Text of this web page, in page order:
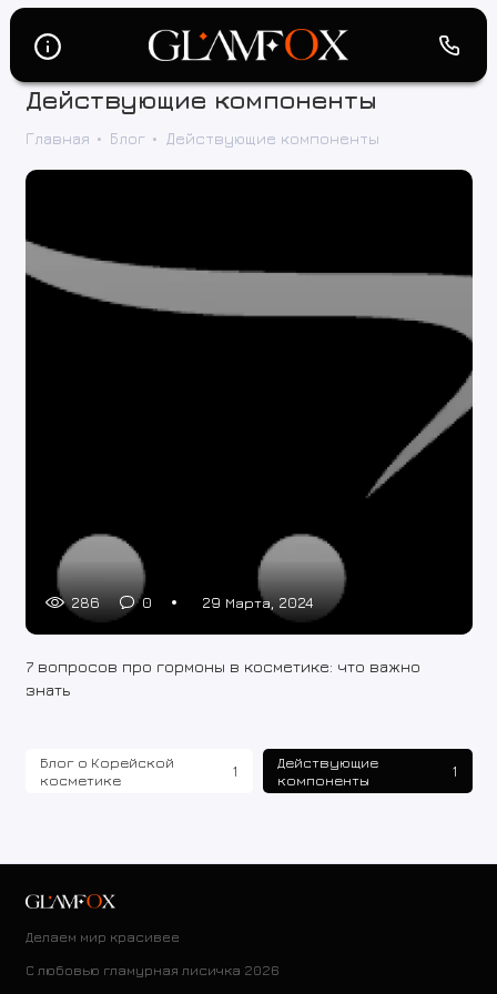
Действующие компоненты
Главная Блог Действующие компоненты
286 0 29 Марта, 2024
7 вопросов про гормоны в косметике: что важно
знать
Блог о Корейской
косметике
1
Действующие
компоненты
1
Делаем мир красивее
С любовью гламурная лисичка 2026